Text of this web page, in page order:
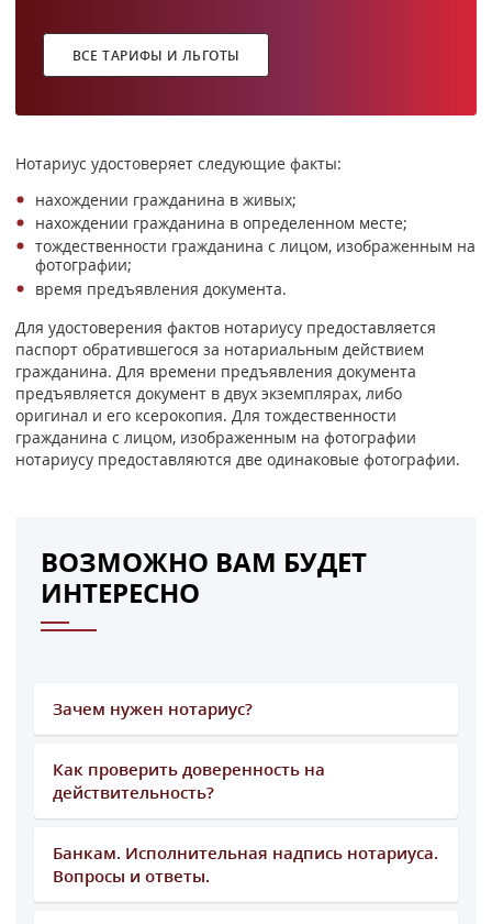
ВСЕ ТАРИФЫ И ЛЬГОТЫ
Нотариус удостоверяет следующие факты:
нахождении гражданина в живых;
нахождении гражданина в определенном месте;
тождественности гражданина с лицом, изображенным на
фотографии;
время предъявления документа.
Для удостоверения фактов нотариусу предоставляется
паспорт обратившегося за нотариальным действием
гражданина. Для времени предъявления документа
предъявляется документ в двух экземплярах, либо
оригинал и его ксерокопия. Для тождественности
гражданина с лицом, изображенным на фотографии
нотариусу предоставляются две одинаковые фотографии.
ВОЗМОЖНО ВАМ БУДЕТ
ИНТЕРЕСНО
Зачем нужен нотариус?
Как проверить доверенность на
действительность?
Банкам. Исполнительная надпись нотариуса.
Вопросы и ответы.